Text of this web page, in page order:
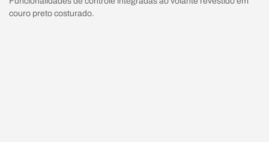
couro preto costurado.